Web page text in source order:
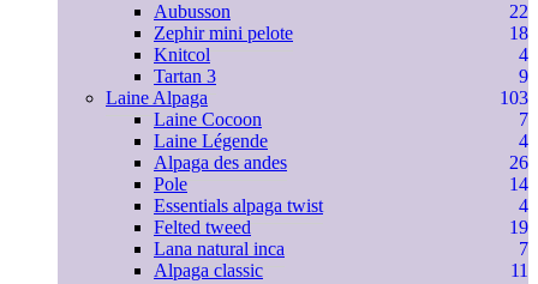
Aubusson
22
Zephir mini pelote
18
Knitcol
4
Tartan 3
9
Laine Alpaga
103
Laine Cocoon
7
Laine Légende
4
Alpaga des andes
26
Pole
14
Essentials alpaga twist
4
Felted tweed
19
Lana natural inca
7
Alpaga classic
11